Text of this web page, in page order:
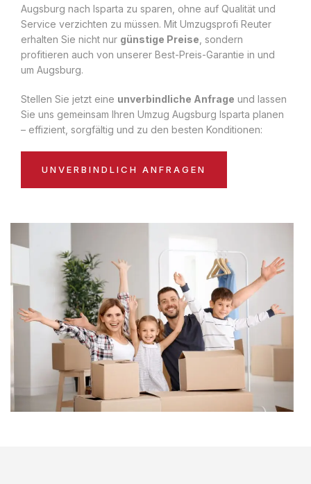
Augsburg nach Isparta zu sparen, ohne auf Qualität und
Service verzichten zu müssen. Mit Umzugsprofi Reuter
erhalten Sie nicht nur günstige Preise , sondern
profitieren auch von unserer Best-Preis-Garantie in und
um Augsburg.
Stellen Sie jetzt eine unverbindliche Anfrage und lassen
Sie uns gemeinsam Ihren Umzug Augsburg Isparta planen
– effizient, sorgfältig und zu den besten Konditionen:
UNVERBINDLICH ANFRAGEN